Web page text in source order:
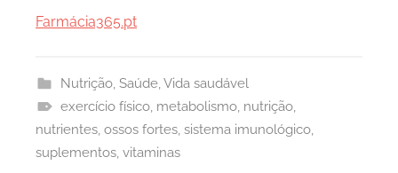
Farmácia365.pt
Nutrição, Saúde, Vida saudável
exercício físico, metabolismo, nutrição,
nutrientes ossos fortes sistema imunológico
suplementos vitaminas